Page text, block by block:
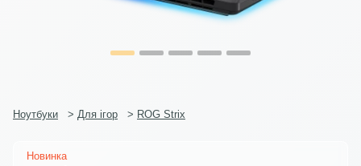
Ноутбуки > Для ігор > ROG Strix
Новинка